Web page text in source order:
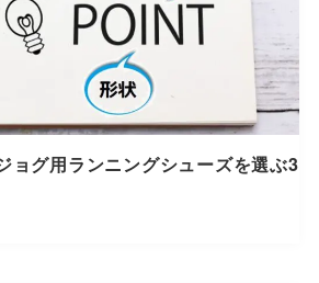
ョグ用ランニングシューズを選ぶ3